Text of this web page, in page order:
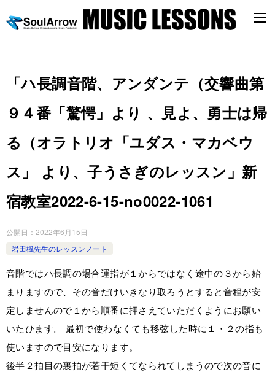
「ハ長調音階、アンダンテ（交響曲第
９４番「驚愕」より 、見よ、勇士は帰
る（オラトリオ「ユダス・マカベウ
ス」 より、子うさぎのレッスン」新
宿教室2022-6-15-no0022-1061
公開日： 2022年6月15日
岩田楓先生のレッスンノート
音階ではハ長調の場合運指が１からではなく途中の３から始
まりますので、その音だけいきなり取ろうとすると音程が安
定しませんので１から順番に押さえていただくようにお願い
いたひます。 最初で使わなくても移弦した時に１・２の指も
使いますので目安になります。
後半２拍目の裏拍が若干短くてなられてしまうので次の音に